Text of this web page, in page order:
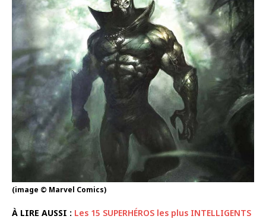
(image © Marvel Comics)
À LIRE AUSSI : Les 15 SUPERHÉROS les plus INTELLIGENTS